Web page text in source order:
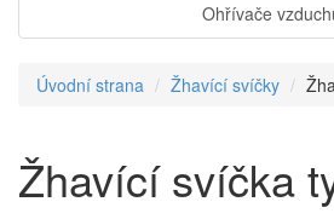
Ohřívače
Úvodní strana Žhavící svíčky
Žhavící svíčka